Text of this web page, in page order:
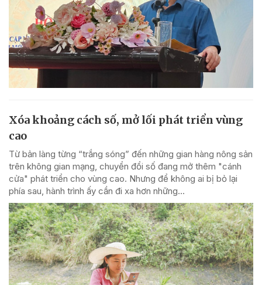
Xóa khoảng cách số, mở lối phát triển vùng
cao
Từ bản làng từng “trắng sóng” đến những gian hàng nông sản
trên không gian mạng, chuyển đổi số đang mở thêm "cánh
cửa" phát triển cho vùng cao. Nhưng để không ai bị bỏ lại
phía sau, hành trình ấy cần đi xa hơn những...